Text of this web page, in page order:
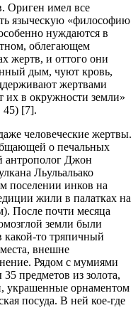
Ориген имел все
языческую «философию
нуждаются в
облегающем
жертв, и оттого они
дым, чуют кровь,
жертвами
их в окружности земли»
45) [7].
человеческие жертвы.
о печальных
антрополог Джон
Льульальако
поселении инков на
жили в палатках на
После почти месяца
земли были
то тряпичный
внешне
Рядом с мумиями
предметов из золота,
украшенные орнаментом
посуда. В ней кое-где